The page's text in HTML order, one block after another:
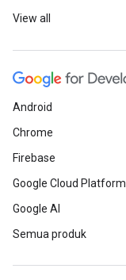
View all
Android
Chrome
Firebase
Google Cloud Platform
Google AI
Semua produk